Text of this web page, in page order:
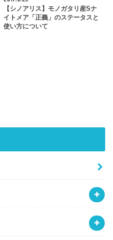
【シノアリス】モノガタリ産Sナ
イトメア「正義」のステータスと
使い方について